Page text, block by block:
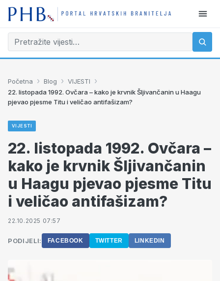
Početna › Blog › VIJESTI ›
22. listopada 1992. Ovčara – kako je krvnik Šljivančanin u Haagu
pjevao pjesme Titu i veličao antifašizam?
VIJESTI
22. listopada 1992. Ovčara –
kako je krvnik Šljivančanin
u Haagu pjevao pjesme Titu
i veličao antifašizam?
22.10.2025 07:57
PODIJELI: FACEBOOK TWITTER LINKEDIN